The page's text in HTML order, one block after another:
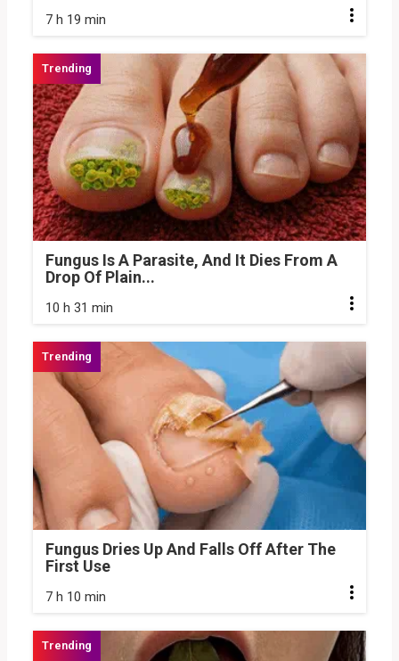
7 h 19 min
Fungus Is A Parasite, And It Dies From A
Drop Of Plain...
10 h 31 min
Fungus Dries Up And Falls Off After The
First Use
7 h 10 min